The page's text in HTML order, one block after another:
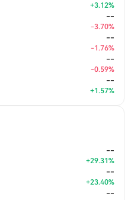
+3.12%
--
-3.70%
--
-1.76%
--
-0.59%
--
+1.57%
--
+29.31%
--
+23.40%
--